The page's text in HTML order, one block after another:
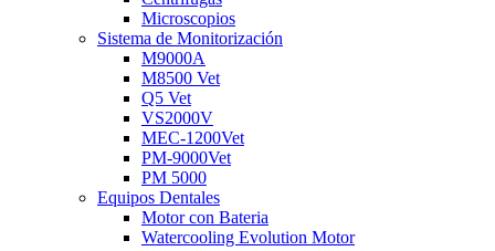
Microscopios
Sistema de Monitorización
M9000A
M8500 Vet
Q5 Vet
VS2000V
MEC-1200Vet
PM-9000Vet
PM 5000
Equipos Dentales
Motor con Bateria
Watercooling Evolution Motor